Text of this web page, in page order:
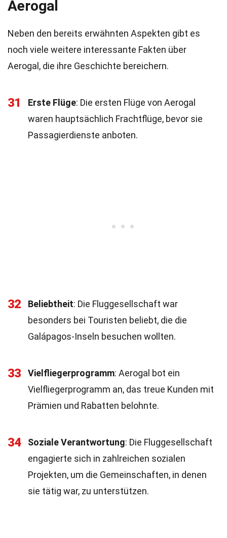
Aerogal
Neben den bereits erwähnten Aspekten gibt es
noch viele weitere interessante Fakten über
Aerogal, die ihre Geschichte bereichern.
31 Erste Flüge: Die ersten Flüge von Aerogal
waren hauptsächlich Frachtflüge, bevor sie
Passagierdienste anboten.
32 Beliebtheit: Die Fluggesellschaft war
besonders bei Touristen beliebt, die die
Galápagos-Inseln besuchen wollten.
33 Vielfliegerprogramm: Aerogal bot ein
Vielfliegerprogramm an, das treue Kunden mit
Prämien und Rabatten belohnte.
34 Soziale Verantwortung: Die Fluggesellschaft
engagierte sich in zahlreichen sozialen
Projekten, um die Gemeinschaften, in denen
sie tätig war, zu unterstützen.